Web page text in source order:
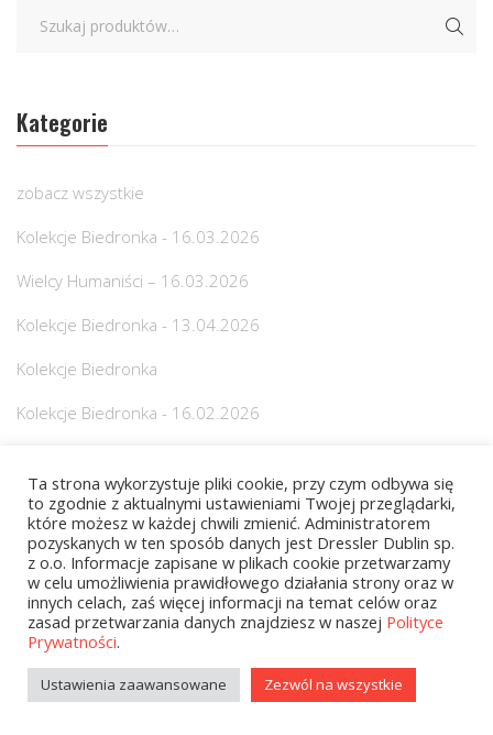
Kategorie
zobacz wszystkie
Kolekcje Biedronka - 16.03.2026
Wielcy Humaniści – 16.03.2026
Kolekcje Biedronka - 13.04.2026
Kolekcje Biedronka
Kolekcje Biedronka - 16.02.2026
Wielcy Humaniści – 02.03.2026
Książki
Religie i wierzenia
Medycyna
Biografie / Wspomnienia
Ta strona wykorzystuje pliki cookie, przy czym odbywa się
to zgodnie z aktualnymi ustawieniami Twojej przeglądarki,
które możesz w każdej chwili zmienić. Administratorem
pozyskanych w ten sposób danych jest Dressler Dublin sp.
z o.o. Informacje zapisane w plikach cookie przetwarzamy
w celu umożliwienia prawidłowego działania strony oraz w
innych celach, zaś więcej informacji na temat celów oraz
zasad przetwarzania danych znajdziesz w naszej Polityce
Prywatności.
Ustawienia zaawansowane Zezwól na wszystkie